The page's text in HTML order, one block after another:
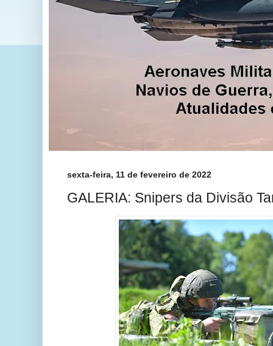
sexta-feira, 11 de fevereiro de 2022
GALERIA: Snipers da Divisão